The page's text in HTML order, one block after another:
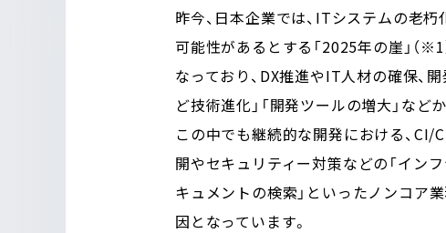
昨今、日本企業では、ITシステムの老
可能性があるとする「2025年の崖」（
なっており、DX推進やIT人材の確保、
ど技術進化」「開発ツールの増大」な
この中でも継続的な開発における、
開やセキュリティー対策などの「イン
キュメントの検索」といったノンコア
因となっています。